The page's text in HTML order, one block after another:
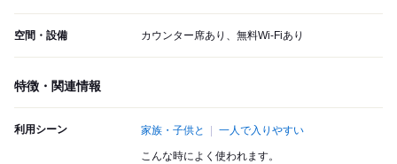
空間・設備 カウンター席あり、無料Wi-Fiあり
特徴・関連情報
利用シーン 家族・子供と 一人で入りやすい
こんな時によく使われます。